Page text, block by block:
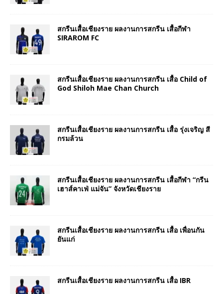
สกรีนเสื้อเชียงราย ผลงานการสกรีน เสื้อกีฬา
SIRAROM FC
สกรีนเสื้อเชียงราย ผลงานการสกรีน เสื้อ Child of
God Shiloh Mae Chan Church
สกรีนเสื้อเชียงราย ผลงานการสกรีน เสื้อ รุ่งเจริญ สี
กรมล้วน
สกรีนเสื้อเชียงราย ผลงานการสกรีน เสื้อกีฬา “กรีน
เฮาส์คาเฟ่ แม่จัน” จังหวัดเชียงราย
สกรีนเสื้อเชียงราย ผลงานการสกรีน เสื้อ เพื่อนกัน
ยันแก่
สกรีนเสื้อเชียงราย ผลงานการสกรีน เสื้อ IBR